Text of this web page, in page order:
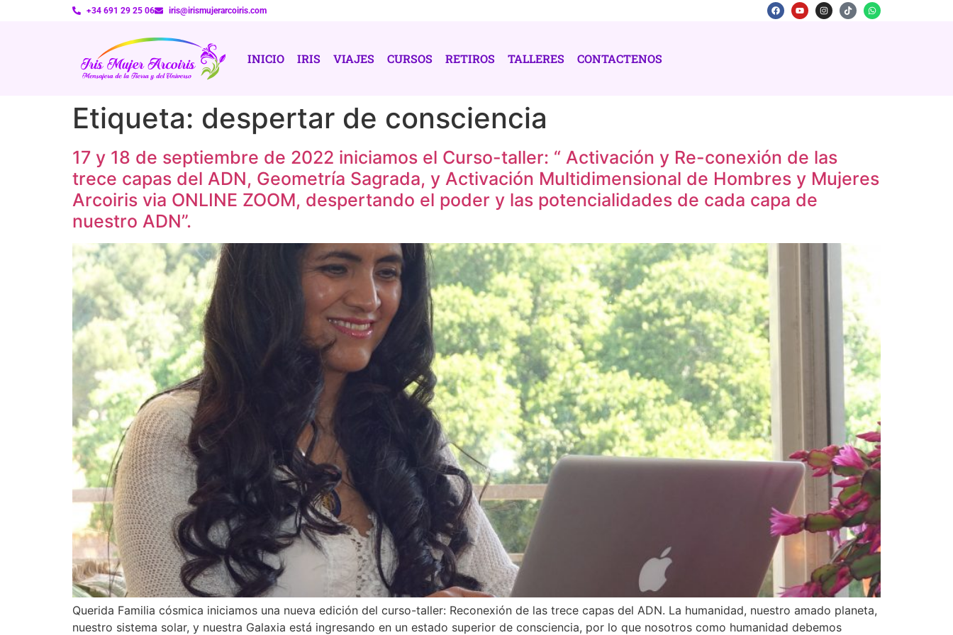
+34 691 29 25 06 iris@irismujerarcoiris.com
INICIO IRIS VIAJES CURSOS RETIROS TALLERES CONTACTENOS
Etiqueta: despertar de consciencia
17 y 18 de septiembre de 2022 iniciamos el Curso-taller: “ Activación y Re-conexión de las
trece capas del ADN, Geometría Sagrada, y Activación Multidimensional de Hombres y Mujeres
Arcoiris via ONLINE ZOOM, despertando el poder y las potencialidades de cada capa de
nuestro ADN”.
Querida Familia cósmica iniciamos una nueva edición del curso-taller: Reconexión de las trece capas del ADN. La humanidad, nuestro amado planeta,
nuestro sistema solar, y nuestra Galaxia está ingresando en un estado superior de consciencia, por lo que nosotros como humanidad debemos